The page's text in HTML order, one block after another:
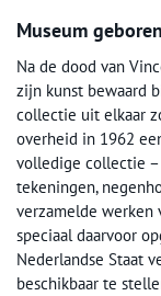
Museum
Na de dood van
zijn kunst bewaard
collectie uit elkaar
overheid in 1962
volledige collectie
tekeningen,
verzamelde werken
speciaal daarvoor
Nederlandse Staat
beschikbaar te